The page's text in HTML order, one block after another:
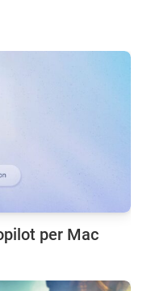
per Mac